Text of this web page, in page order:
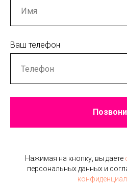
Ваш телефон
Нажимая на кнопку, вы даете
персональных данных и